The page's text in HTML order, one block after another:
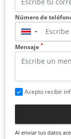
Número de
▼
Mensaje *
Acepto recibir
Al enviar tus datos